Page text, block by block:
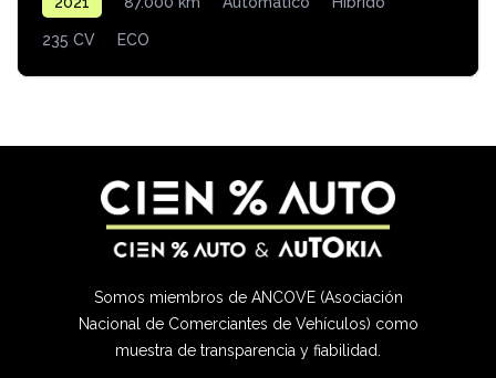
235 CV ECO
Somos miembros de ANCOVE (Asociación
Nacional de Comerciantes de Vehículos) como
muestra de transparencia y fiabilidad.